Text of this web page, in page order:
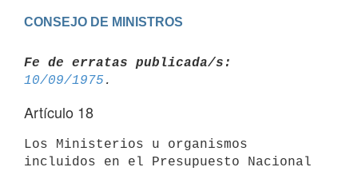
CONSEJO DE MINISTROS
Fe de erratas publicada/s:
10/09/1975
Artículo 18
Los Ministerios u organismos
incluidos en el Presupuesto Nacional